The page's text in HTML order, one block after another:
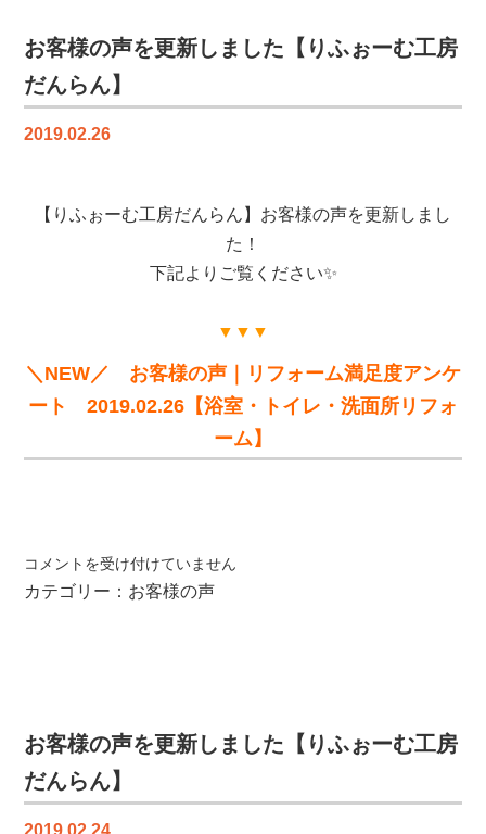
新
ま
た
ん
お客様の声を更新しました【りふぉーむ工房
だんらん】
2019.02.26
【りふぉーむ工房だんらん】お客様の声を更新しまし
た！
下記よりご覧ください✨
▼▼▼
＼NEW／ お客様の声｜リフォーム満足度アンケ
ート 2019.02.26【浴室・トイレ・洗面所リフォ
ーム】
お
客
新
ま
コメントを受け付けていません
カテゴリー： お客様の声
お客様の声を更新しました【りふぉーむ工房
だんらん】
2019.02.24